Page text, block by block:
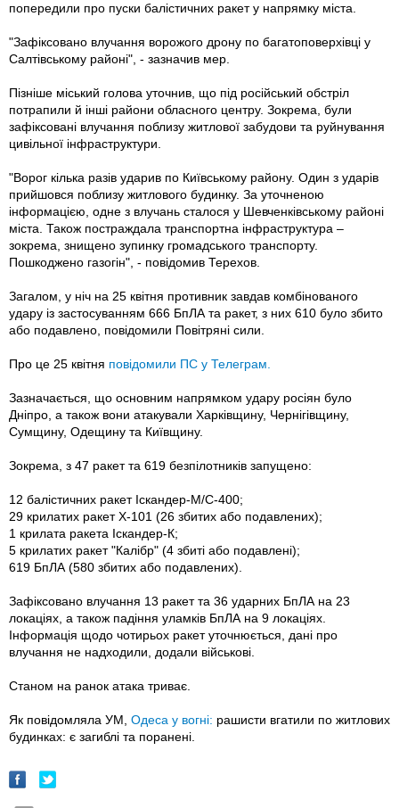
попередили про пуски балістичних ракет у напрямку міста.
"Зафіксовано влучання ворожого дрону по багатоповерхівці у
Салтівському районі", - зазначив мер.
Пізніше міський голова уточнив, що під російський обстріл
потрапили й інші райони обласного центру. Зокрема, були
зафіксовані влучання поблизу житлової забудови та руйнування
цивільної інфраструктури.
"Ворог кілька разів ударив по Київському району. Один з ударів
прийшовся поблизу житлового будинку. За уточненою
інформацією, одне з влучань сталося у Шевченківському районі
міста. Також постраждала транспортна інфраструктура –
зокрема, знищено зупинку громадського транспорту.
Пошкоджено газогін", - повідомив Терехов.
Загалом, у ніч на 25 квітня противник завдав комбінованого
удару із застосуванням 666 БпЛА та ракет, з них 610 було збито
або подавлено, повідомили Повітряні сили.
Про це 25 квітня повідомили ПС у Телеграм.
Зазначається, що основним напрямком удару росіян було
Дніпро, а також вони атакували Харківщину, Чернігівщину,
Сумщину, Одещину та Київщину.
Зокрема, з 47 ракет та 619 безпілотників запущено:
12 балістичних ракет Іскандер-М/С-400;
29 крилатих ракет Х-101 (26 збитих або подавлених);
1 крилата ракета Іскандер-К;
5 крилатих ракет "Калібр" (4 збиті або подавлені);
619 БпЛА (580 збитих або подавлених).
Зафіксовано влучання 13 ракет та 36 ударних БпЛА на 23
локаціях, а також падіння уламків БпЛА на 9 локаціях.
Інформація щодо чотирьох ракет уточнюється, дані про
влучання не надходили, додали військові.
Станом на ранок атака триває.
Як повідомляла УМ, Одеса у вогні: рашисти вгатили по житлових
будинках: є загиблі та поранені.